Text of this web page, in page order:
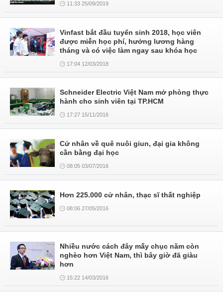
11:33 25/09/2019
Vinfast bắt đầu tuyển sinh 2018, học viên
được miễn học phí, hưởng lương hàng
tháng và có việc làm ngay sau khóa học
17:04 12/03/2018
Schneider Electric Việt Nam mở phòng thực
hành cho sinh viên tại TP.HCM
17:27 15/11/2016
Cử nhân về quê nuôi giun, đại gia không
cần bằng đại học
08:05 03/07/2016
Hơn 225.000 cử nhân, thạc sĩ thất nghiệp
08:06 27/05/2016
Nhiều nước cách đây mấy chục năm còn
nghèo hơn Việt Nam, thì bây giờ đã giàu
hơn
15:22 14/03/2016